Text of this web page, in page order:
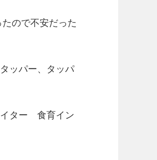
ので不安だった
ッパー、タッパ
ター 食育イン